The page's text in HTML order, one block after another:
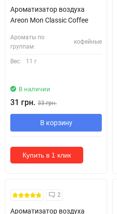
Ароматизатор воздуха
Areon Mon Classic Coffee
Ароматы по
группам:
кофейные
Вес: 11 г
В наличии
31 грн. 33 грн.
В корзину
Купить в 1 клик
2
Ароматизатор воздуха